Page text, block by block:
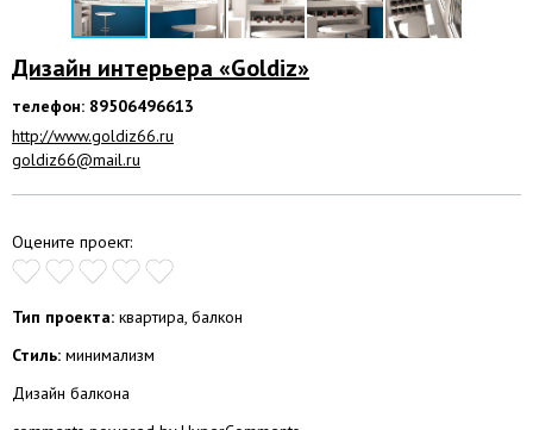
Дизайн интерьера «Goldiz»
телефон: 89506496613
http://www.goldiz66.ru
goldiz66@mail.ru
Оцените проект:
Тип проекта: квартира, балкон
Стиль: минимализм
Дизайн балкона